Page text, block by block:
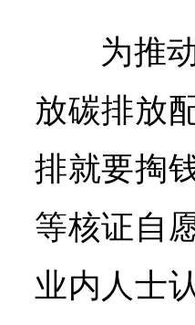
为推
放碳排放
排就要掏
等核证自
业内人士